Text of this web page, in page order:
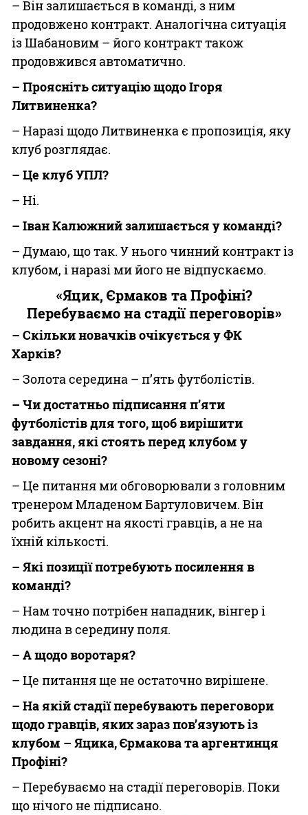
– Він залишається в команді, з ним
продовжено контракт. Аналогічна ситуація
із Шабановим – його контракт також
продовжився автоматично.
– Проясніть ситуацію щодо Ігоря
Литвиненка?
– Наразі щодо Литвиненка є пропозиція, яку
клуб розглядає.
– Це клуб УПЛ?
– Ні.
– Іван Калюжний залишається у команді?
– Думаю, що так. У нього чинний контракт із
клубом, і наразі ми його не відпускаємо.
«Яцик, Єрмаков та Профіні?
Перебуваємо на стадії переговорів»
– Скільки новачків очікується у ФК
Харків?
– Золота середина – п’ять футболістів.
– Чи достатньо підписання п’яти
футболістів для того, щоб вирішити
завдання, які стоять перед клубом у
новому сезоні?
– Це питання ми обговорювали з головним
тренером Младеном Бартуловичем. Він
робить акцент на якості гравців, а не на
їхній кількості.
– Які позиції потребують посилення в
команді?
– Нам точно потрібен нападник, вінгер і
людина в середину поля.
– А щодо воротаря?
– Це питання ще не остаточно вирішене.
– На якій стадії перебувають переговори
щодо гравців, яких зараз пов’язують із
клубом – Яцика, Єрмакова та аргентинця
Профіні?
– Перебуваємо на стадії переговорів. Поки
що нічого не підписано.